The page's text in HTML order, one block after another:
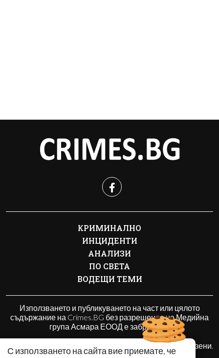
С използването на сайта вие приемате, че
КРИМИНАЛНО
ИНЦИДЕНТИ
АНАЛИЗИ
ПО СВЕТА
ВОДЕЩИ ТЕМИ
Използването и публикуването на част или цялото
съдържание на Crimes.BG без разрешение на Медийна
група Асмара ЕООД е забранено.
© 2010 - 2026 | Crimes.BG. Всички права запазени.